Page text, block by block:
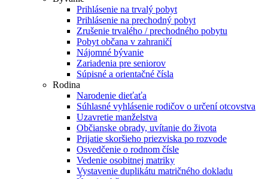
Prihlásenie na trvalý pobyt
Prihlásenie na prechodný pobyt
Zrušenie trvalého / prechodného pobytu
Pobyt občana v zahraničí
Nájomné bývanie
Zariadenia pre seniorov
Súpisné a orientačné čísla
Rodina
Narodenie dieťaťa
Súhlasné vyhlásenie rodičov o určení otcovstva
Uzavretie manželstva
Občianske obrady, uvítanie do života
Prijatie skoršieho priezviska po rozvode
Osvedčenie o rodnom čísle
Vedenie osobitnej matriky
Vystavenie duplikátu matričného dokladu